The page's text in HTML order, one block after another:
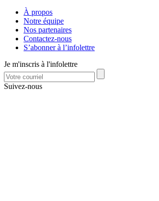
À propos
Notre équipe
Nos partenaires
Contactez-nous
S’abonner à l’infolettre
Je m'inscris à l'infolettre
Suivez-nous